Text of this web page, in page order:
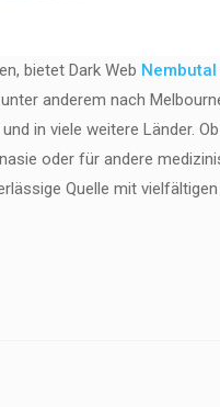
bietet Dark Web
anderem nach
in viele weitere Länder.
oder für andere
Quelle mit